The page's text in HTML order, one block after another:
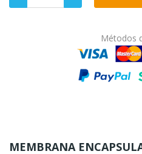
Métodos
MEMBRANA